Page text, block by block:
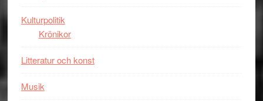
Kulturpolitik
Krönikor
Litteratur och konst
Musik